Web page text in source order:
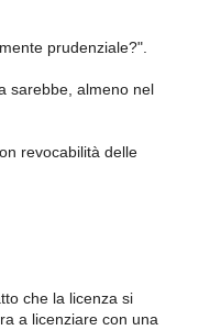
prudenziale?".
sarebbe, almeno nel
revocabilità delle
che la licenza si
a licenziare con una